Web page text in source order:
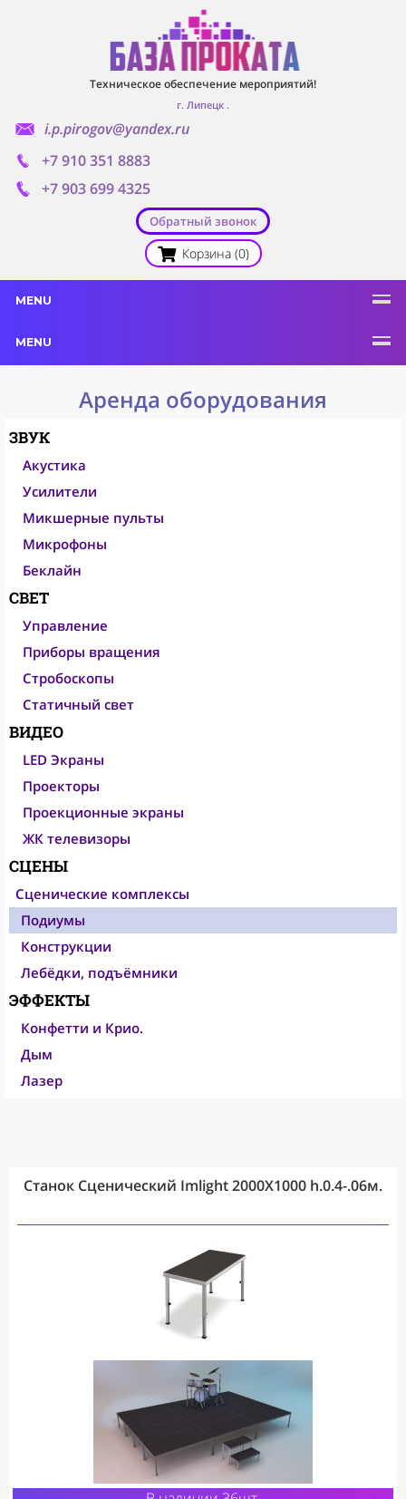
Техническое обеспечение мероприятий!
г. Липецк .
i.p.pirogov@yandex.ru
+7 910 351 8883
+7 903 699 4325
Обратный звонок
Корзина (0)
MENU
MENU
Аренда оборудования
ЗВУК
Акустика
Усилители
Микшерные пульты
Микрофоны
Беклайн
СВЕТ
Управление
Приборы вращения
Стробоскопы
Статичный свет
ВИДЕО
LED Экраны
Проекторы
Проекционные экраны
ЖК телевизоры
СЦЕНЫ
Сценические комплексы
Подиумы
Конструкции
Лебёдки, подъёмники
ЭФФЕКТЫ
Конфетти и Крио.
Дым
Лазер
Станок Сценический Imlight 2000X1000 h.0.4-.06м.